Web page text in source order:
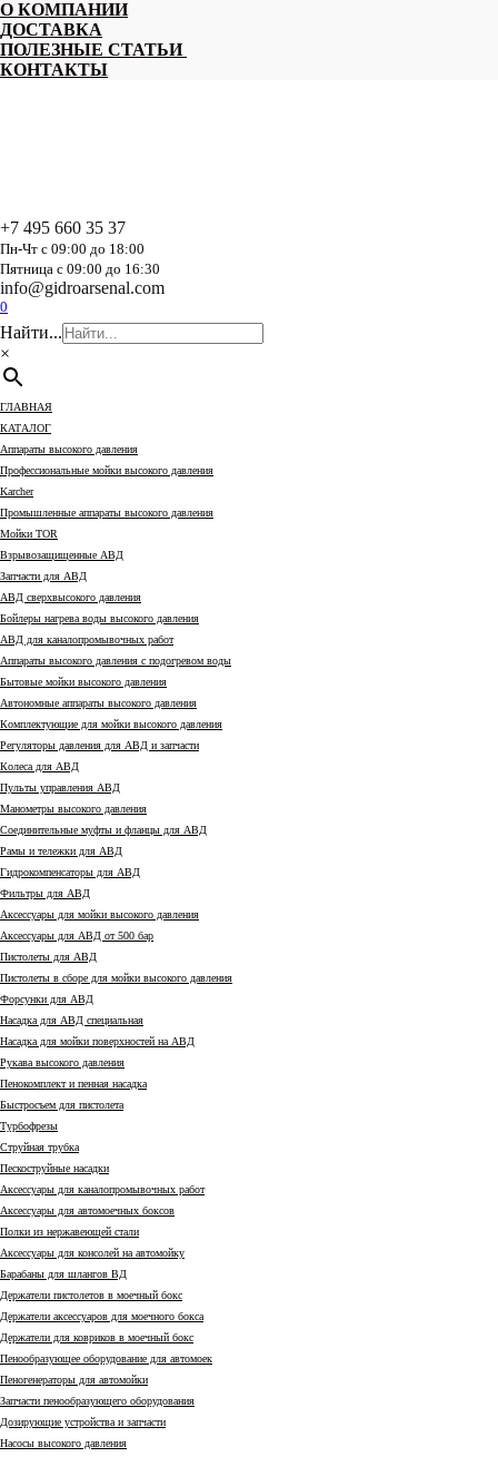
Перейти
к
содержанию
О КОМПАНИИ
ДОСТАВКА
ПОЛЕЗНЫЕ СТАТЬИ
КОНТАКТЫ
+7 495 660 35 37
Пн-Чт с 09:00 до 18:00
Пятница с 09:00 до 16:30
info@gidroarsenal.com
0
Найти...
×
ГЛАВНАЯ
КАТАЛОГ
Аппараты высокого давления
Профессиональные мойки высокого давления
Karcher
Промышленные аппараты высокого давления
Мойки TOR
Взрывозащищенные АВД
Запчасти для АВД
АВД сверхвысокого давления
Бойлеры нагрева воды высокого давления
АВД для каналопромывочных работ
Аппараты высокого давления с подогревом воды
Бытовые мойки высокого давления
Автономные аппараты высокого давления
Комплектующие для мойки высокого давления
Регуляторы давления для АВД и запчасти
Колеса для АВД
Пульты управления АВД
Манометры высокого давления
Соединительные муфты и фланцы для АВД
Рамы и тележки для АВД
Гидрокомпенсаторы для АВД
Фильтры для АВД
Аксессуары для мойки высокого давления
Аксессуары для АВД от 500 бар
Пистолеты для АВД
Пистолеты в сборе для мойки высокого давления
Форсунки для АВД
Насадка для АВД специальная
Насадка для мойки поверхностей на АВД
Рукава высокого давления
Пенокомплект и пенная насадка
Быстросъем для пистолета
Турбофрезы
Струйная трубка
Пескоструйные насадки
Аксессуары для каналопромывочных работ
Аксессуары для автомоечных боксов
Полки из нержавеющей стали
Аксессуары для консолей на автомойку
Барабаны для шлангов ВД
Держатели пистолетов в моечный бокс
Держатели аксессуаров для моечного бокса
Держатели для ковриков в моечный бокс
Пенообразующее оборудование для автомоек
Пеногенераторы для автомойки
Запчасти пенообразующего оборудования
Дозирующие устройства и запчасти
Насосы высокого давления